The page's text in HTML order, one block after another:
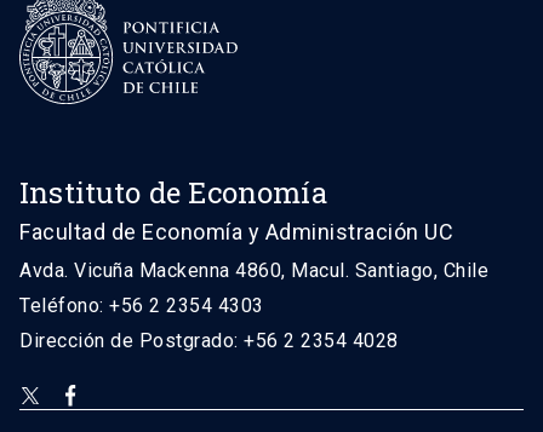
Instituto de Economía
Facultad de Economía y Administración UC
Avda. Vicuña Mackenna 4860, Macul. Santiago, Chile
Teléfono: +56 2 2354 4303
Dirección de Postgrado: +56 2 2354 4028